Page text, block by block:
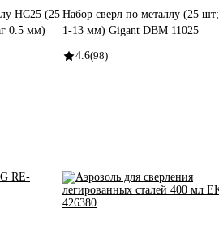
НС25 (25
0.5 мм)
Набор сверл по металлу (25 шт;
1-13 мм) Gigant DBM 11025
4.6(98)